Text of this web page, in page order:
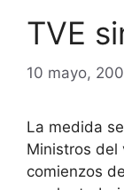
TVE
10 mayo,
La medida
Ministros del
comienzos